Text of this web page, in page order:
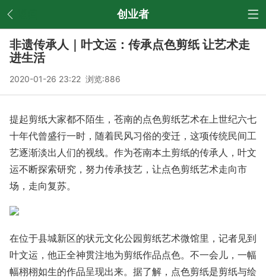
创业者
非遗传承人｜叶文运：传承点色剪纸 让艺术走
进生活
2020-01-26 23:22 浏览:886
提起剪纸大家都不陌生，苍南的点色剪纸艺术在上世纪六七
十年代曾盛行一时，随着民风习俗的变迁，这项传统民间工
艺逐渐淡出人们的视线。作为苍南本土剪纸的传承人，叶文
运不断探索研究，努力传承技艺，让点色剪纸艺术走向市
场，走向复苏。
在位于县城新区的状元文化公园剪纸艺术微馆里，记者见到
叶文运，他正全神贯注地为剪纸作品点色。不一会儿，一幅
幅栩栩如生的作品呈现出来。据了解，点色剪纸是剪纸与绘